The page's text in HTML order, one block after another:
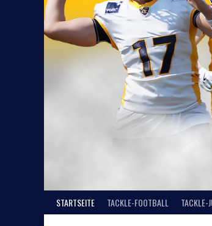
STARTSEITE TACKLE-FOOTBALL TACKLE-